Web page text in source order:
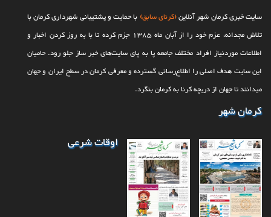
کوه
سومین جلسه کمیسیون ماده هفت شهرداری کرمان در سال‌جاری برگزار
شد
سایت خبری کرمان شهر آنلاین(کرنای سابق) با حمایت و پشتیبانی شهرداری کرمان با
تلاش مجدانه، عزم خود را از آبان ماه 1385 جزم کرده تا با به روز کردن اخبار و
اطلاعات موردنیاز افراد مختلف جامعه پا به پای سایت‌های خبر ساز جلو رود. حامیان
این سایت هدف اصلی را اطلاع‌رسانی گسترده و معرفی کرمان در سطح ایران و جهان
می‎‏دانند تا جهان از دریچه کرنا به کرمان بنگرد.
کرمان شهر
اوقات شرعی